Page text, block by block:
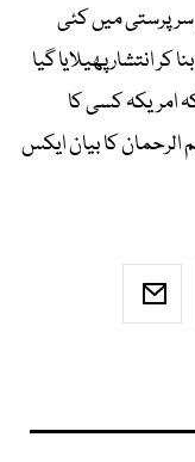
میں امریکی سرپرستی میں کئی
انتشار پھیلایا گیا
امریکہ کسی کا
کا بیان ایکس